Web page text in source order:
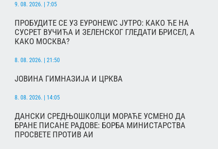
9. 08. 2026. | 7:05
ПРОБУДИТЕ СЕ УЗ ЕУРОНЕWС ЈУТРО: КАКО ЋЕ НА
СУСРЕТ ВУЧИЋА И ЗЕЛЕНСКОГ ГЛЕДАТИ БРИСЕЛ, А
КАКО МОСКВА?
8. 08. 2026. | 21:50
ЈОВИНА ГИМНАЗИЈА И ЦРКВА
8. 08. 2026. | 14:05
ДАНСКИ СРЕДЊОШКОЛЦИ МОРАЋЕ УСМЕНО ДА
БРАНЕ ПИСАНЕ РАДОВЕ: БОРБА МИНИСТАРСТВА
ПРОСВЕТЕ ПРОТИВ АИ